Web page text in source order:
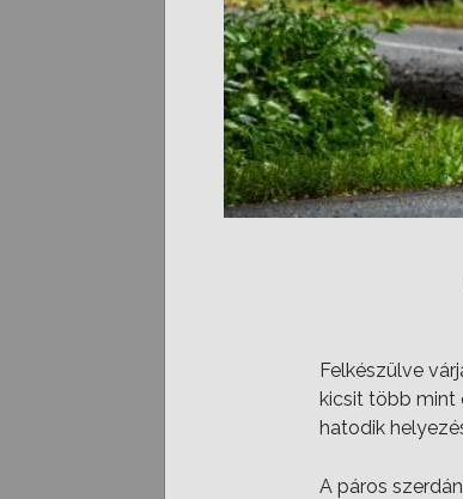
Felkészülve
kicsit több mint
hatodik
A páros